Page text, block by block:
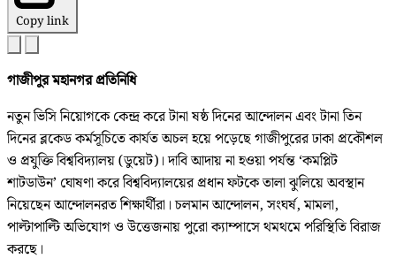
Copy link
গাজীপুর মহানগর প্রতিনিধি
নতুন ভিসি নিয়োগকে কেন্দ্র করে টানা ষষ্ঠ দিনের আন্দোলন এবং টানা তিন
দিনের ব্লকেড কর্মসূচিতে কার্যত অচল হয়ে পড়েছে গাজীপুরের ঢাকা প্রকৌশল
ও প্রযুক্তি বিশ্ববিদ্যালয় (ডুয়েট)। দাবি আদায় না হওয়া পর্যন্ত ‘কমপ্লিট
শাটডাউন’ ঘোষণা করে বিশ্ববিদ্যালয়ের প্রধান ফটকে তালা ঝুলিয়ে অবস্থান
নিয়েছেন আন্দোলনরত শিক্ষার্থীরা। চলমান আন্দোলন, সংঘর্ষ, মামলা,
পাল্টাপাল্টি অভিযোগ ও উত্তেজনায় পুরো ক্যাম্পাসে থমথমে পরিস্থিতি বিরাজ
করছে।